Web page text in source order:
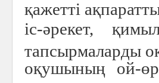
қажетті
іс-әрекет,
тапсырмаларды
оқушының ой-